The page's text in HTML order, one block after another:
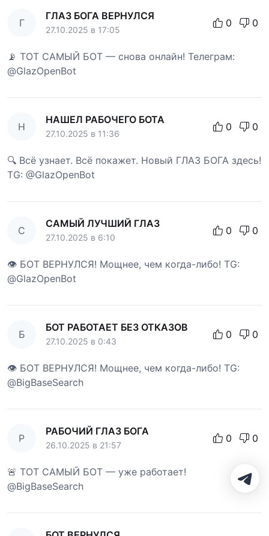
Г
ГЛАЗ БОГА ВЕРНУЛСЯ
27.10.2025 в 17:05
0 0
📡 ТОТ САМЫЙ БОТ — снова онлайн! Телеграм:
@GlazOpenBot
Н
НАШЕЛ РАБОЧЕГО БОТА
27.10.2025 в 11:36
0 0
🔍 Всё узнает. Всё покажет. Новый ГЛАЗ БОГА здесь!
TG: @GlazOpenBot
С
САМЫЙ ЛУЧШИЙ ГЛАЗ
27.10.2025 в 6:10
0 0
👁 БОТ ВЕРНУЛСЯ! Мощнее, чем когда-либо! TG:
@GlazOpenBot
Б
БОТ РАБОТАЕТ БЕЗ ОТКАЗОВ
27.10.2025 в 0:43
0 0
👁 БОТ ВЕРНУЛСЯ! Мощнее, чем когда-либо! TG:
@BigBaseSearch
Р
РАБОЧИЙ ГЛАЗ БОГА
26.10.2025 в 21:57
0 0
🚨 ТОТ САМЫЙ БОТ — уже работает!
@BigBaseSearch